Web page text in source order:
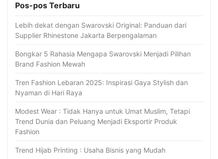
Pos-pos Terbaru
Lebih dekat dengan Swarovski Original: Panduan dari
Supplier Rhinestone Jakarta Berpengalaman
Bongkar 5 Rahasia Mengapa Swarovski Menjadi Pilihan
Brand Fashion Mewah
Tren Fashion Lebaran 2025: Inspirasi Gaya Stylish dan
Nyaman di Hari Raya
Modest Wear : Tidak Hanya untuk Umat Muslim, Tetapi
Trend Dunia dan Peluang Menjadi Eksportir Produk
Fashion
Trend Hijab Printing : Usaha Bisnis yang Mudah